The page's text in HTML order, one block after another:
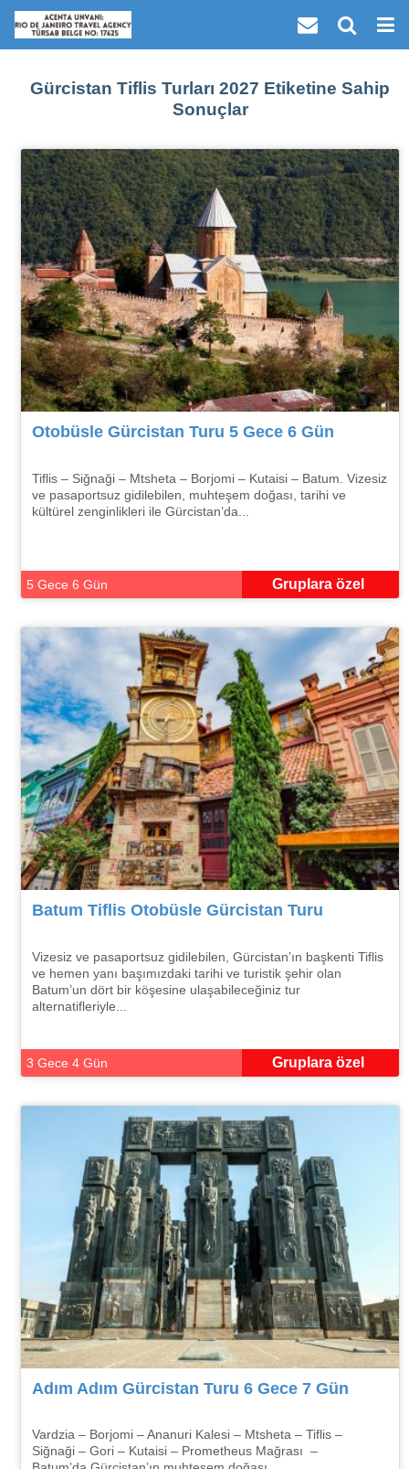
Gürcistan Tiflis Turları 2027 Etiketine Sahip
Sonuçlar
Otobüsle Gürcistan Turu 5 Gece 6 Gün
Tiflis – Siğnaği – Mtsheta – Borjomi – Kutaisi – Batum. Vizesiz
ve pasaportsuz gidilebilen, muhteşem doğası, tarihi ve
kültürel zenginlikleri ile Gürcistan’da...
5 Gece 6 Gün Gruplara özel
Batum Tiflis Otobüsle Gürcistan Turu
Vizesiz ve pasaportsuz gidilebilen, Gürcistan’ın başkenti Tiflis
ve hemen yanı başımızdaki tarihi ve turistik şehir olan
Batum’un dört bir köşesine ulaşabileceğiniz tur
alternatifleriyle...
3 Gece 4 Gün Gruplara özel
Adım Adım Gürcistan Turu 6 Gece 7 Gün
Vardzia – Borjomi – Ananuri Kalesi – Mtsheta – Tiflis –
Siğnaği – Gori – Kutaisi – Prometheus Mağrası –